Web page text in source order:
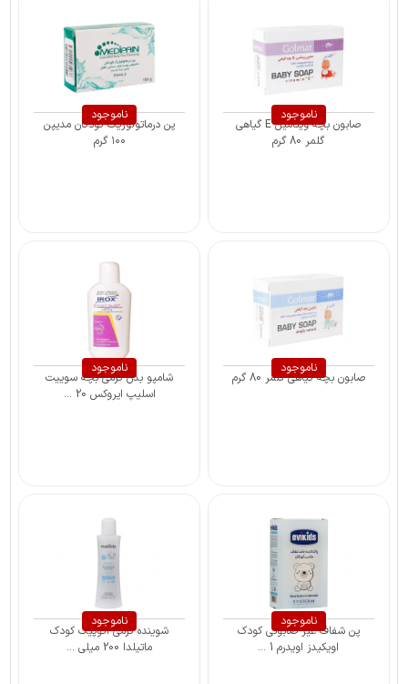
ناموجود
صابون بچه ویتامین E گیاهی
گلمر 80 گرم
ناموجود
پن درماتولوژیک کودکان مدیپن
۱۰۰ گرم
ناموجود
صابون بچه گیاهی گلمر 80 گرم
ناموجود
شامپو بدن کرمی بچه سوییت
اسلیپ ایروکس 20 ...
ناموجود
پن شفاف غیر صابونی کودک
اویکیدز اویدرم 1 ...
ناموجود
شوینده کرمی آتوپیک کودک
ماتیلدا 200 میلی ...